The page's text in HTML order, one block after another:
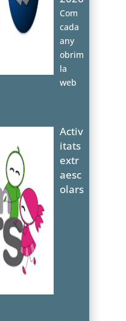
Com
cada
any
obrim
la
web
Activ
itats
extr
aesc
olars